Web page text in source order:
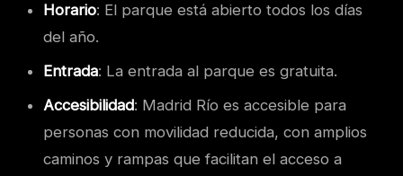
Horario: El parque está abierto todos los días
del año.
Entrada: La entrada al parque es gratuita.
Accesibilidad: Madrid Río es accesible para
personas con movilidad reducida, con amplios
caminos y rampas que facilitan el acceso a